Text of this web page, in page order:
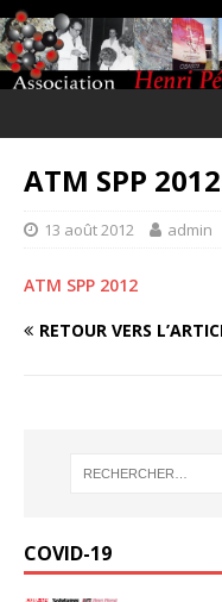
ATM SPP 2012
13 août 2012 admin
ATM SPP 2012
RETOUR VERS
COVID-19